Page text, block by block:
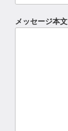
メッセージ本文